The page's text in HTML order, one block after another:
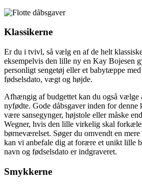
Klassikerne
Er du i tvivl, så vælg en af de helt
eksempelvis den lille ny en Kay Bojesen
personligt sengetøj eller et babytæppe
fødselsdato, vægt og højde.
Afhængig af budgettet kan du også vælge
nyfødte. Gode dåbsgaver inden for denne
være sansegynger, højstole eller måske
Wegner, hvis den lille virkelig skal
børneværelset. Søger du omvendt en
kan vi anbefale dig at forære et unikt lille
navn og fødselsdato er indgraveret.
Smykkerne